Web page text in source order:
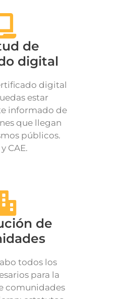
de
digital
digital
estar
informado de
que llegan
públicos.
CAE.
de
todos los
para la
comunidades